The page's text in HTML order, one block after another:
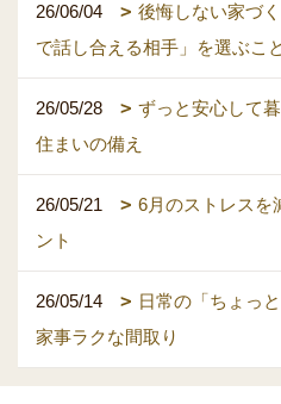
26/06/04
後悔しない家づ
で話し合える相手」を選ぶこと
26/05/28
ずっと安心して
住まいの備え
26/05/21
6月のストレスを
ント
26/05/14
日常の「ちょっ
家事ラクな間取り